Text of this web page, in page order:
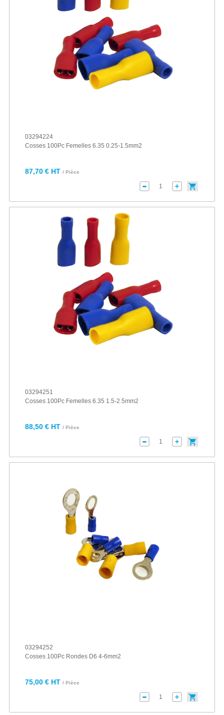
03294224
Cosses 100Pc Femelles 6.35 0.25-1.5mm2
87,70 € HT / Pièce
03294251
Cosses 100Pc Femelles 6.35 1.5-2.5mm2
88,50 € HT / Pièce
03294252
Cosses 100Pc Rondes D6 4-6mm2
75,00 € HT / Pièce